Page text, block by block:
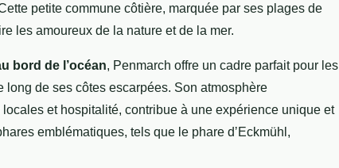
petite commune côtière, marquée par ses plages de
les amoureux de la nature et de la mer.
bord de l’océan, Penmarch offre un cadre parfait pour les
de ses côtes escarpées. Son atmosphère
et hospitalité, contribue à une expérience unique et
emblématiques, tels que le phare dʼEckmühl,